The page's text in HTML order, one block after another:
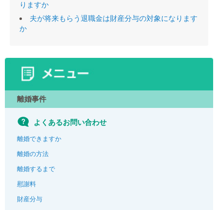
りますか
夫が将来もらう退職金は財産分与の対象になります
か
離婚事件
よくあるお問い合わせ
離婚できますか
離婚の方法
離婚するまで
慰謝料
財産分与